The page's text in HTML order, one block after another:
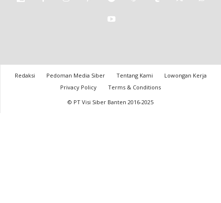
Redaksi Pedoman Media Siber Tentang Kami
Lowongan Kerja
Privacy Policy
Terms & Conditions
© PT Visi Siber Banten 2016-2025